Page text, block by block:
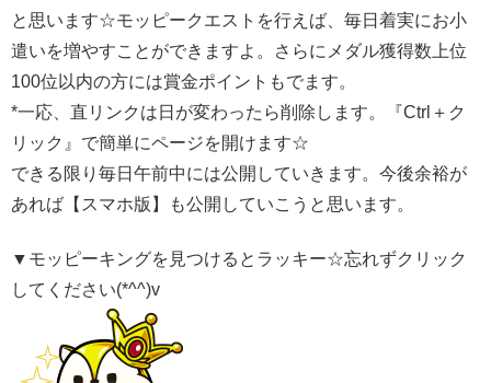
と思います☆モッピークエストを行えば、毎日着実にお小
遣いを増やすことができますよ。さらにメダル獲得数上位
100位以内の方には賞金ポイントもでます。
*一応、直リンクは日が変わったら削除します。『Ctrl＋ク
リック』で簡単にページを開けます☆
できる限り毎日午前中には公開していきます。今後余裕が
あれば【スマホ版】も公開していこうと思います。
▼モッピーキングを見つけるとラッキー☆忘れずクリック
してください(*^^)v